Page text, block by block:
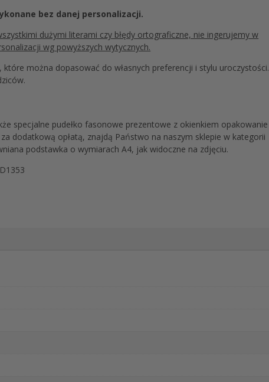
bez danej personalizacji.
dużymi literami czy błędy ortograficzne, nie ingerujemy w
wg powyższych wytycznych.
, które można dopasować do własnych preferencji i stylu uroczystości.
specjalne pudełko fasonowe prezentowe z okienkiem opakowanie
dodatkową opłatą, znajdą Państwo na naszym sklepie w kategorii
podstawka o wymiarach A4, jak widoczne na zdjęciu.